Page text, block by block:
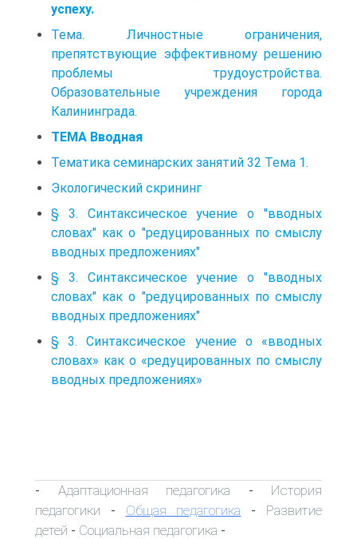
успеху.
Тема. Личностные ограничения,
препятствующие эффективному решению
проблемы трудоустройства.
Образовательные учреждения города
Калининграда.
ТЕМА Вводная
Тематика семинарских занятий 32 Тема 1.
Экологический скрининг
§ 3. Синтаксическое учение о "вводных
словах" как о "редуцированных по смыслу
вводных предложениях"
§ 3. Синтаксическое учение о "вводных
словах" как о "редуцированных по смыслу
вводных предложениях"
§ 3. Синтаксическое учение о «вводных
словах» как о «редуцированных по смыслу
вводных предложениях»
- Адаптационная педагогика - История
педагогики - Общая педагогика - Развитие
детей - Социальная педагогика -